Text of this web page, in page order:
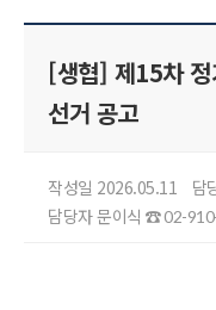
[생협] 제15차 정
선거 공고
작성일 2026.05.11
담
담당자 문이식 ☎ 02-